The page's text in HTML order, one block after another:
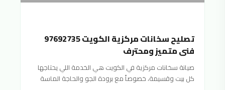
تصليح سخانات مركزية الكويت 97692735
فني متميز ومحترف
صيانة سخانات مركزية في الكويت هي الخدمة اللي يحتاجها
كل بيت وقسيمة، خصوصاً مع برودة الجو والحاجة الماسة